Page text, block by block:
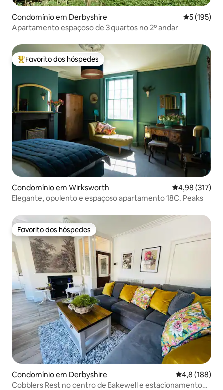
Condomínio em Derbyshire
5 (195)
Apartamento espaçoso de 3 quartos no 2º andar
Favoritos dos hóspedes mais apreciados
Favorito dos hóspedes
Condomínio em Wirksworth Classificação
4,98 (317)
Elegante, opulento e espaçoso apartamento 18C. Peaks
Favorito dos hóspedes
Favorito dos hóspedes
Condomínio em Derbyshire Classificação
4,8 (188)
Cobblers Rest no centro de Bakewell e estacionamento